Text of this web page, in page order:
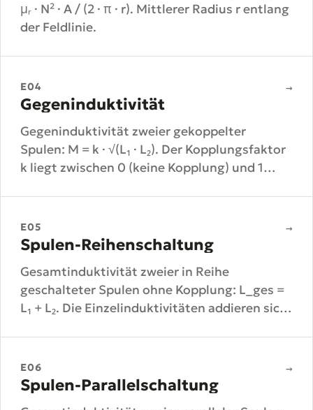
μᵣ · N² · A / (2 · π · r). Mittlerer Radius r entlang
der Feldlinie.
E04 →
Gegeninduktivität
Gegeninduktivität zweier gekoppelter
Spulen: M = k · √(L₁ · L₂). Der Kopplungsfaktor
k liegt zwischen 0 (keine Kopplung) und 1
E05 →
Spulen-Reihenschaltung
Gesamtinduktivität zweier in Reihe
geschalteter Spulen ohne Kopplung: L_ges =
L₁ + L₂. Die Einzelinduktivitäten addieren sich
E06 →
Spulen-Parallelschaltung